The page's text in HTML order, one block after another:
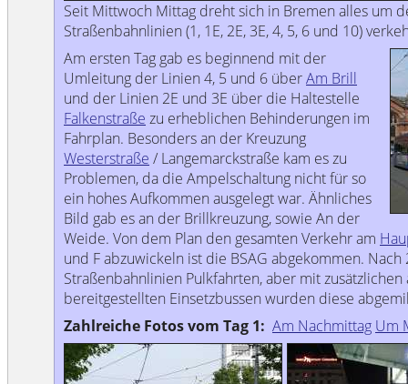
Seit Mittwoch Mittag dreht sich in Bremen alles um
Straßenbahnlinien (1, 1E, 2E, 3E, 4, 5, 6 und 10)
Am ersten Tag gab es beginnend mit der
Umleitung der Linien 4, 5 und 6 überAm Brill
und der Linien 2E und 3E über die Haltestelle
Falkenstraße zu erheblichen Behinderungen im
Fahrplan. Besonders an der Kreuzung
Westerstraße / Langemarckstraße kam es zu
Problemen, da die Ampelschaltung nicht für so
ein hohes Aufkommen ausgelegt war. Ähnliches
Bild gab es an der Brillkreuzung, sowie An der
Weide. Von dem Plan den gesamten Verkehr am
und F abzuwickeln ist die BSAG abgekommen.
Straßenbahnlinien Pulkfahrten, aber mit
bereitgestellten Einsetzbussen wurden diese
Zahlreiche Fotos vom Tag 1: Am Nachmittag Um